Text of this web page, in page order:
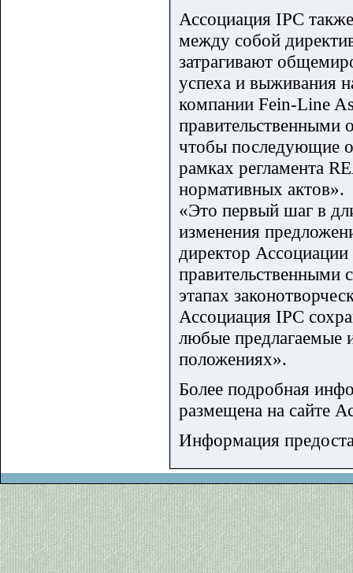
Ассоциация IPC
между собой
затрагивают
успеха и выживания
компании Fein-Line
правительственными
чтобы последующие
рамках регламента
нормативных актов».
«Это первый шаг в
изменения
директор
этапах
Ассоциация IPC
любые предлагаемые
положениях».
Более подробная
размещена на сайте
Информация